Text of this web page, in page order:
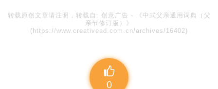
转载原创文章请注明，转载自: 创意广告 -
《中式父亲通用词典（父
亲节修订版）》
(https://www.creativead.com.cn/archives/16402)
0